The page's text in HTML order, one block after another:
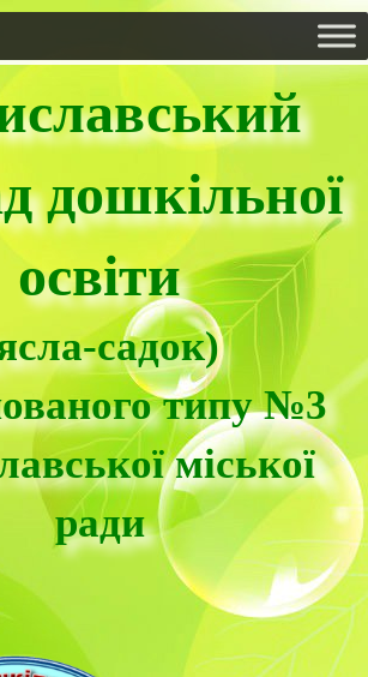
дошкільної
освіти
садок)
типу №3
міської
ради